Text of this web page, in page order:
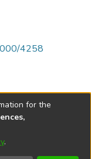
4258
for the
.